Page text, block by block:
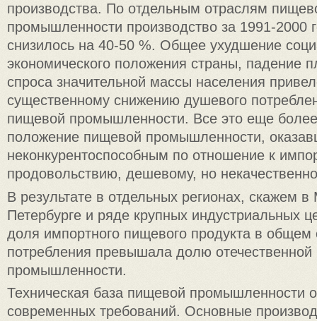
производства. По отдельным отраслям
промышленности производство за 1991-2000
снизилось на 40-50 %. Общее ухудшение
экономического положения страны, падение
спроса значительной массы населения
существенному снижению душевого
пищевой промышленности. Все это еще
положение пищевой промышленности,
неконкурентоспособным по отношение к
продовольствию, дешевому, но
В результате в отдельных регионах, скажем
Петербурге и ряде крупных индустриальных
доля импортного пищевого продукта в
потребления превышала долю
промышленности.
Техническая база пищевой промышленности
современных требований. Основные